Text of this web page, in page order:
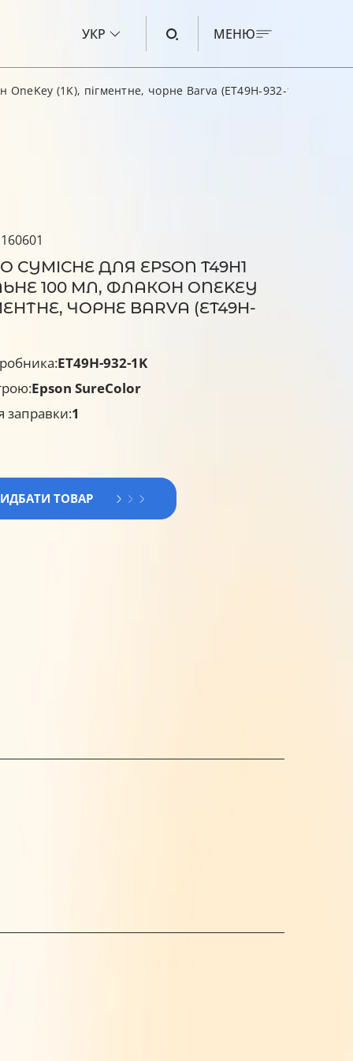
УКР МЕНЮ
(1K), пігментне, чорне Barva (ET49H-932-1K)
ДЛЯ EPSON T49H1
100 МЛ, ФЛАКОН ONEKEY
ЧОРНЕ BARVA (ET49H-
ET49H-932-1K
Epson SureColor
заправки:1
ТОВАР